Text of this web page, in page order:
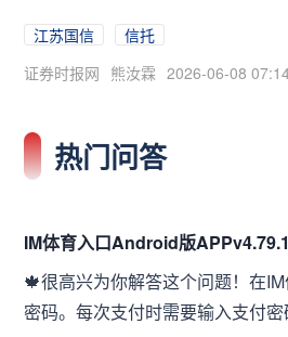
江苏国信
信托
证券时报网 熊汝霖 2026-06-08
热门问答
IM体育入口Android版
🍁很高兴为你解答这个问题！在
密码。每次支付时需要输入支付